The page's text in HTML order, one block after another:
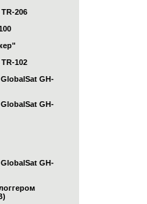
206
102
GH-
GH-
GH-